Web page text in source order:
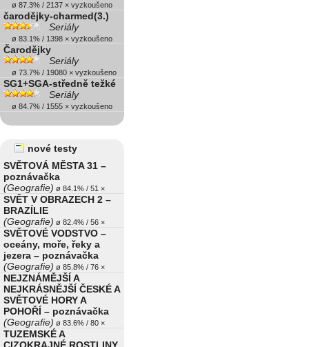
ø 87.3% / 2137 × vyzkoušeno
čarodějky-charmed(3.)
Seriály
ø 83.1% / 1398 × vyzkoušeno
Čarodějky
Seriály
ø 73.7% / 19080 × vyzkoušeno
SG1+SGA-středně težké
Seriály
ø 84.7% / 1555 × vyzkoušeno
nové testy
SVĚTOVÁ MĚSTA 31 –
poznávačka
(Geografie) ø 84.1% / 51 ×
SVĚT V OBRAZECH 2 –
BRAZÍLIE
(Geografie) ø 82.4% / 56 ×
SVĚTOVÉ VODSTVO –
oceány, moře, řeky a
jezera – poznávačka
(Geografie) ø 85.8% / 76 ×
NEJZNÁMĚJŠÍ A
NEJKRÁSNĚJŠÍ ČESKÉ A
SVĚTOVÉ HORY A
POHOŘÍ – poznávačka
(Geografie) ø 83.6% / 80 ×
TUZEMSKÉ A